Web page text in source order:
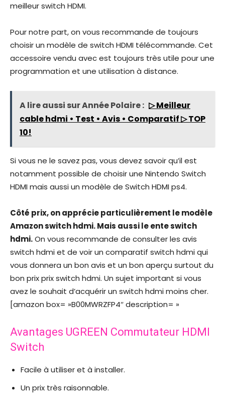
meilleur switch HDMI.
Pour notre part, on vous recommande de toujours
choisir un modèle de switch HDMI télécommande. Cet
accessoire vendu avec est toujours très utile pour une
programmation et une utilisation à distance.
A lire aussi sur Année Polaire : ▷ Meilleur
cable hdmi • Test • Avis • Comparatif ▷ TOP
10!
Si vous ne le savez pas, vous devez savoir qu’il est
notamment possible de choisir une Nintendo Switch
HDMI mais aussi un modèle de Switch HDMI ps4.
Côté prix, on apprécie particulièrement le modèle
Amazon switch hdmi. Mais aussi le ente switch
hdmi.On vous recommande de consulter les avis
switch hdmi et de voir un comparatif switch hdmi qui
vous donnera un bon avis et un bon aperçu surtout du
bon prix prix switch hdmi. Un sujet important si vous
avez le souhait d’acquérir un switch hdmi moins cher.
[amazon box= »B00MWRZFP4″ description= »
Avantages UGREEN Commutateur HDMI
Switch
Facile à utiliser et à installer.
Un prix très raisonnable.